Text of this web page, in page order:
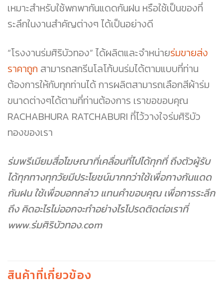
เหมาะสำหรับใช้พกพากันแดดกันฝน หรือใช้เป็นของที่
ระลึกในงานสำคัญต่างๆ ได้เป็นอย่างดี
“โรงงานร่มศิริบัวทอง” ได้ผลิตและจำหน่ายร่มขายส่ง
ราคาถูก สามารถสกรีนโลโก้บนร่มได้ตามแบบที่ท่าน
ต้องการให้กับทุกท่านได้ การผลิตสามารถเลือกสีผ้าร่ม
ขนาดต่างๆได้ตามที่ท่านต้องการ เราขอขอบคุณ
RACHABHURA RATCHABURI ที่ไว้วางใจร่มศิริบัว
ทองของเรา
ร่มพรีเมียมสื่อโฆษณาที่เคลื่อนที่ไปได้ทุกที่ ถึงตัวผู้รับ
ได้ทุกทางทุกวัยมีประโยชน์มากกว่าใช้เพื่อกางกันแดด
กันฝน ใช้เพื่อบอกกล่าว แทนคำขอบคุณ เพื่อการระลึก
ถึง คิดอะไรไม่ออกจะทำอย่างไรโปรดติดต่อเราที่
www.ร่มศิริบัวทอง.com
สินค้าที่เกี่ยวข้อง